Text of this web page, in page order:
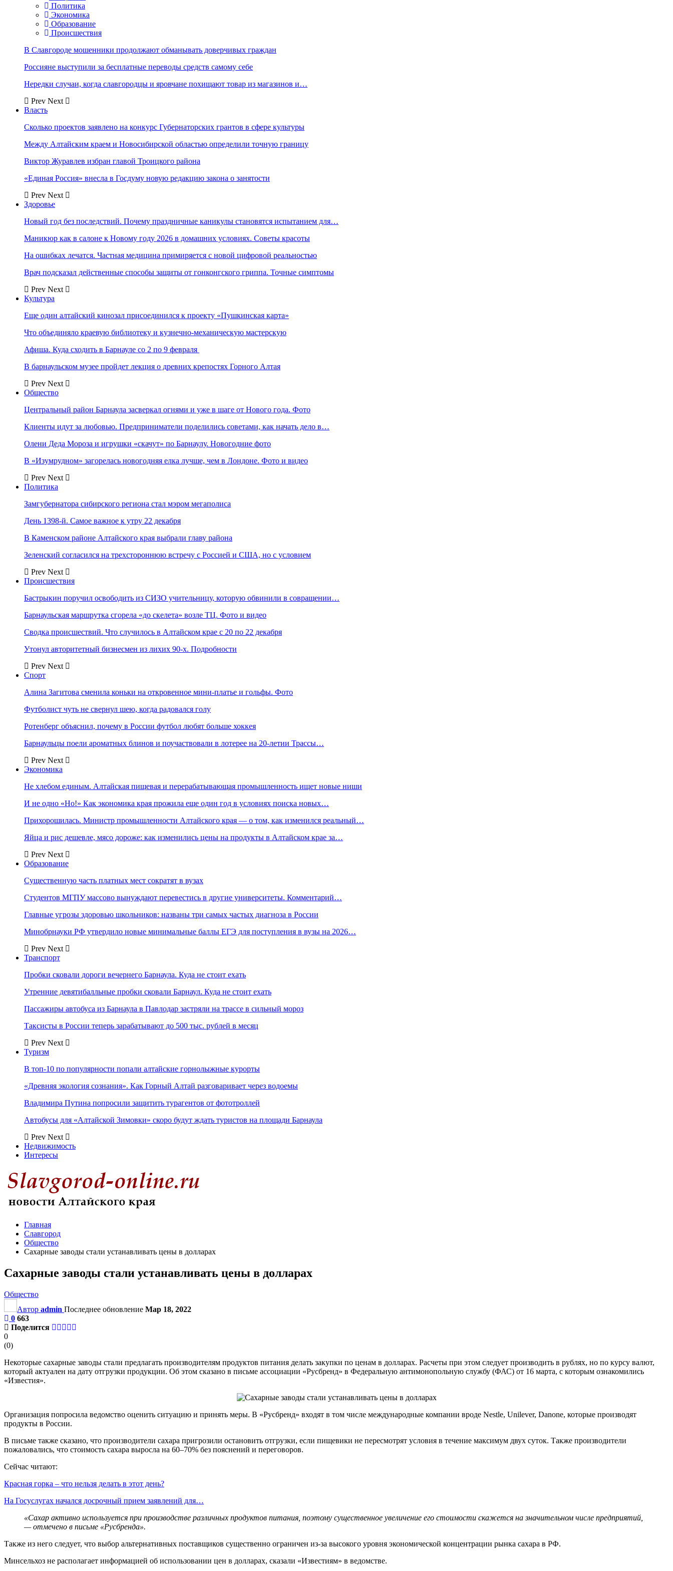
Политика
Экономика
Образование
Происшествия
В Славгороде мошенники продолжают обманывать доверчивых граждан
Россияне выступили за бесплатные переводы средств самому себе
Нередки случаи, когда славгородцы и яровчане похищают товар из магазинов и…
Prev Next
Власть
Сколько проектов заявлено на конкурс Губернаторских грантов в сфере культуры
Между Алтайским краем и Новосибирской областью определили точную границу
Виктор Журавлев избран главой Троицкого района
«Единая Россия» внесла в Госдуму новую редакцию закона о занятости
Prev Next
Здоровье
Новый год без последствий. Почему праздничные каникулы становятся испытанием для…
Маникюр как в салоне к Новому году 2026 в домашних условиях. Советы красоты
На ошибках лечатся. Частная медицина примиряется с новой цифровой реальностью
Врач подсказал действенные способы защиты от гонконгского гриппа. Точные симптомы
Prev Next
Культура
Еще один алтайский кинозал присоединился к проекту «Пушкинская карта»
Что объединяло краевую библиотеку и кузнечно-механическую мастерскую
Афиша. Куда сходить в Барнауле со 2 по 9 февраля
В барнаульском музее пройдет лекция о древних крепостях Горного Алтая
Prev Next
Общество
Центральный район Барнаула засверкал огнями и уже в шаге от Нового года. Фото
Клиенты идут за любовью. Предприниматели поделились советами, как начать дело в…
Олени Деда Мороза и игрушки «скачут» по Барнаулу. Новогодние фото
В «Изумрудном» загорелась новогодняя елка лучше, чем в Лондоне. Фото и видео
Prev Next
Политика
Замгубернатора сибирского региона стал мэром мегаполиса
День 1398-й. Самое важное к утру 22 декабря
В Каменском районе Алтайского края выбрали главу района
Зеленский согласился на трехстороннюю встречу с Россией и США, но с условием
Prev Next
Происшествия
Бастрыкин поручил освободить из СИЗО учительницу, которую обвинили в совращении…
Барнаульская маршрутка сгорела «до скелета» возле ТЦ. Фото и видео
Сводка происшествий. Что случилось в Алтайском крае с 20 по 22 декабря
Утонул авторитетный бизнесмен из лихих 90-х. Подробности
Prev Next
Спорт
Алина Загитова сменила коньки на откровенное мини-платье и гольфы. Фото
Футболист чуть не свернул шею, когда радовался голу
Ротенберг объяснил, почему в России футбол любят больше хоккея
Барнаульцы поели ароматных блинов и поучаствовали в лотерее на 20-летии Трассы…
Prev Next
Экономика
Не хлебом единым. Алтайская пищевая и перерабатывающая промышленность ищет новые ниши
И не одно «Но!» Как экономика края прожила еще один год в условиях поиска новых…
Прихорошилась. Министр промышленности Алтайского края — о том, как изменился реальный…
Яйца и рис дешевле, мясо дороже: как изменились цены на продукты в Алтайском крае за…
Prev Next
Образование
Существенную часть платных мест сократят в вузах
Студентов МГПУ массово вынуждают перевестись в другие университеты. Комментарий…
Главные угрозы здоровью школьников: названы три самых частых диагноза в России
Минобрнауки РФ утвердило новые минимальные баллы ЕГЭ для поступления в вузы на 2026…
Prev Next
Транспорт
Пробки сковали дороги вечернего Барнаула. Куда не стоит ехать
Утренние девятибалльные пробки сковали Барнаул. Куда не стоит ехать
Пассажиры автобуса из Барнаула в Павлодар застряли на трассе в сильный мороз
Таксисты в России теперь зарабатывают до 500 тыс. рублей в месяц
Prev Next
Туризм
В топ-10 по популярности попали алтайские горнолыжные курорты
«Древняя экология сознания». Как Горный Алтай разговаривает через водоемы
Владимира Путина попросили защитить турагентов от фототроллей
Автобусы для «Алтайской Зимовки» скоро будут ждать туристов на площади Барнаула
Prev Next
Недвижимость
Интересы
Главная
Славгород
Общество
Сахарные заводы стали устанавливать цены в долларах
Сахарные заводы стали устанавливать цены в долларах
Общество
Автор admin Последнее обновление Мар 18, 2022
0 663
Поделится
0
(0)
Некоторые сахарные заводы стали предлагать производителям продуктов питания делать закупки по ценам в долларах. Расчеты при этом следует производить в рублях, но по курсу валют,
который актуален на дату отгрузки продукции. Об этом сказано в письме ассоциации «Русбренд» в Федеральную антимонопольную службу (ФАС) от 16 марта, с которым ознакомились
«Известия».
Организация попросила ведомство оценить ситуацию и принять меры. В «Русбренд» входят в том числе международные компании вроде Nestle, Unilever, Danone, которые производят
продукты в России.
В письме также сказано, что производители сахара пригрозили остановить отгрузки, если пищевики не пересмотрят условия в течение максимум двух суток. Также производители
пожаловались, что стоимость сахара выросла на 60–70% без пояснений и переговоров.
Сейчас читают:
Красная горка – что нельзя делать в этот день?
На Госуслугах начался досрочный прием заявлений для…
«Сахар активно используется при производстве различных продуктов питания, поэтому существенное увеличение его стоимости скажется на значительном числе предприятий,
— отмечено в письме «Русбренда».
Также из него следует, что выбор альтернативных поставщиков существенно ограничен из-за высокого уровня экономической концентрации рынка сахара в РФ.
Минсельхоз не располагает информацией об использовании цен в долларах, сказали «Известиям» в ведомстве.